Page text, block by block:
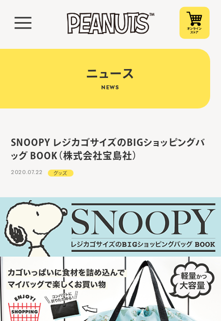
ニュース
NEWS
SNOOPY レジカゴサイズのBIGショッピングバ
ッグ BOOK（株式会社宝島社）
2020.07.22 グッズ